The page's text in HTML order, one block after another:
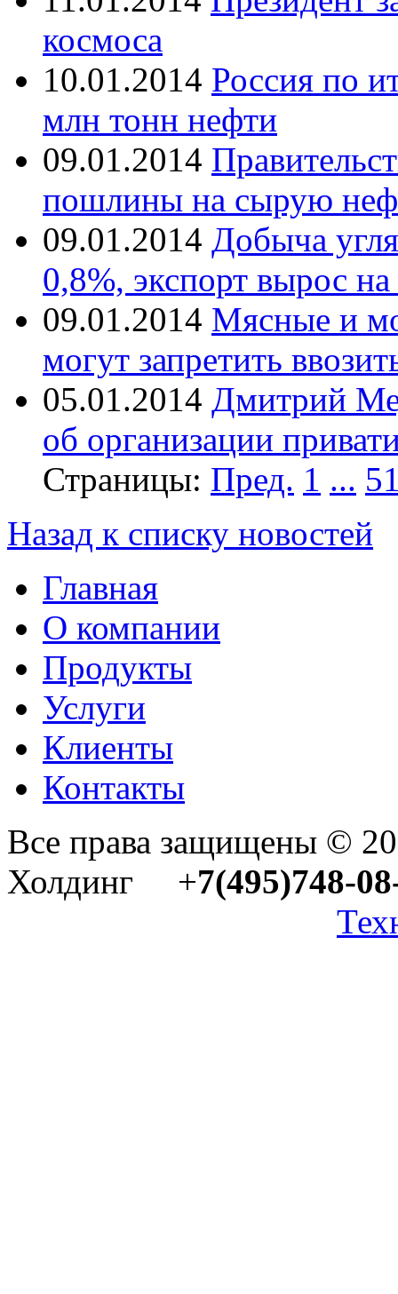
космоса
10.01.2014 Россия по
млн тонн нефти
09.01.2014
пошлины на сырую
09.01.2014 Добыча
0,8%, экспорт вырос
09.01.2014 Мясные и
могут запретить
05.01.2014 Дмитрий
об организации
Страницы: Пред. 1 ...
Назад к списку новостей
Главная
О компании
Продукты
Услуги
Клиенты
Контакты
Все права защищены ©
Холдинг +7(495)748-